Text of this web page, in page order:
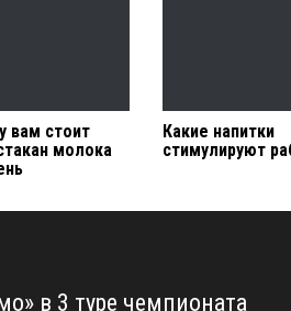
вам стоит
молока
Какие напитки
стимулируют
в 3 туре чемпионата